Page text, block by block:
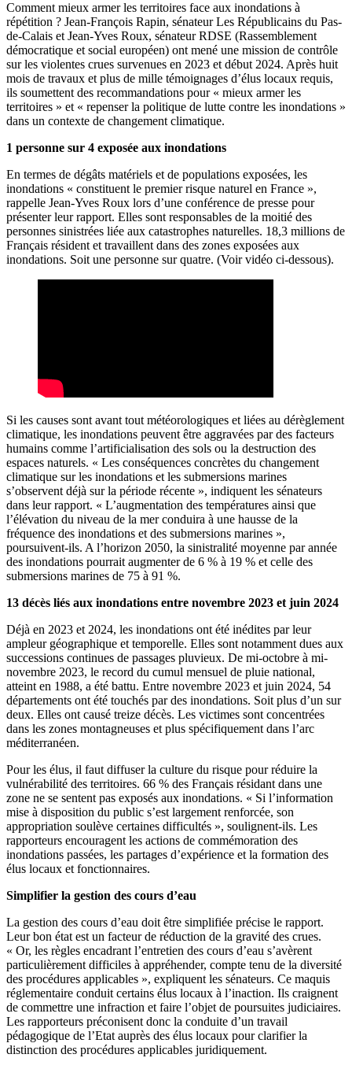
Comment mieux armer les territoires face aux inondations à
répétition ? Jean-François Rapin, sénateur Les Républicains du Pas-
de-Calais et Jean-Yves Roux, sénateur RDSE (Rassemblement
démocratique et social européen) ont mené une mission de contrôle
sur les violentes crues survenues en 2023 et début 2024. Après huit
mois de travaux et plus de mille témoignages d’élus locaux requis,
ils soumettent des recommandations pour « mieux armer les
territoires » et « repenser la politique de lutte contre les inondations »
dans un contexte de changement climatique.
1 personne sur 4 exposée aux inondations
En termes de dégâts matériels et de populations exposées, les
inondations « constituent le premier risque naturel en France »,
rappelle Jean-Yves Roux lors d’une conférence de presse pour
présenter leur rapport. Elles sont responsables de la moitié des
personnes sinistrées liée aux catastrophes naturelles. 18,3 millions de
Français résident et travaillent dans des zones exposées aux
inondations. Soit une personne sur quatre. (Voir vidéo ci-dessous).
Si les causes sont avant tout météorologiques et liées au dérèglement
climatique, les inondations peuvent être aggravées par des facteurs
humains comme l’artificialisation des sols ou la destruction des
espaces naturels. « Les conséquences concrètes du changement
climatique sur les inondations et les submersions marines
s’observent déjà sur la période récente », indiquent les sénateurs
dans leur rapport. « L’augmentation des températures ainsi que
l’élévation du niveau de la mer conduira à une hausse de la
fréquence des inondations et des submersions marines »,
poursuivent-ils. A l’horizon 2050, la sinistralité moyenne par année
des inondations pourrait augmenter de 6 % à 19 % et celle des
submersions marines de 75 à 91 %.
13 décès liés aux inondations entre novembre 2023 et juin 2024
Déjà en 2023 et 2024, les inondations ont été inédites par leur
ampleur géographique et temporelle. Elles sont notamment dues aux
successions continues de passages pluvieux. De mi-octobre à mi-
novembre 2023, le record du cumul mensuel de pluie national,
atteint en 1988, a été battu. Entre novembre 2023 et juin 2024, 54
départements ont été touchés par des inondations. Soit plus d’un sur
deux. Elles ont causé treize décès. Les victimes sont concentrées
dans les zones montagneuses et plus spécifiquement dans l’arc
méditerranéen.
Pour les élus, il faut diffuser la culture du risque pour réduire la
vulnérabilité des territoires. 66 % des Français résidant dans une
zone ne se sentent pas exposés aux inondations. « Si l’information
mise à disposition du public s’est largement renforcée, son
appropriation soulève certaines difficultés », soulignent-ils. Les
rapporteurs encouragent les actions de commémoration des
inondations passées, les partages d’expérience et la formation des
élus locaux et fonctionnaires.
Simplifier la gestion des cours d’eau
La gestion des cours d’eau doit être simplifiée précise le rapport.
Leur bon état est un facteur de réduction de la gravité des crues.
« Or, les règles encadrant l’entretien des cours d’eau s’avèrent
particulièrement difficiles à appréhender, compte tenu de la diversité
des procédures applicables », expliquent les sénateurs. Ce maquis
réglementaire conduit certains élus locaux à l’inaction. Ils craignent
de commettre une infraction et faire l’objet de poursuites judiciaires.
Les rapporteurs préconisent donc la conduite d’un travail
pédagogique de l’Etat auprès des élus locaux pour clarifier la
distinction des procédures applicables juridiquement.